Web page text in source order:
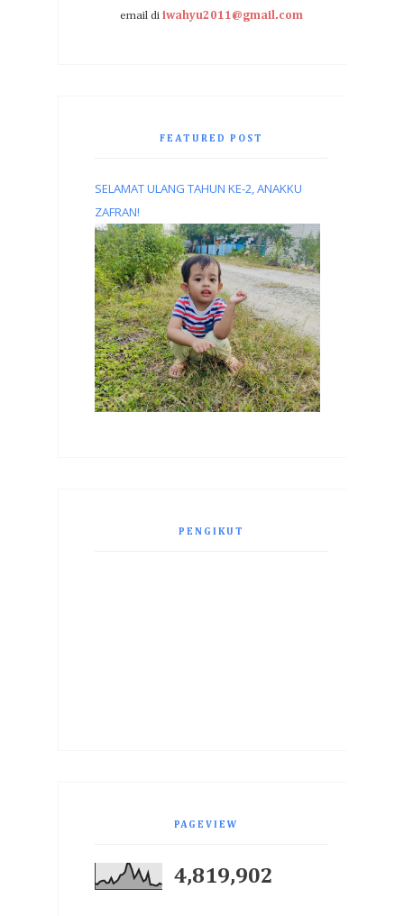
email di iwahyu2011@gmail.com
FEATURED POST
SELAMAT ULANG TAHUN KE-2, ANAKKU
ZAFRAN!
PENGIKUT
PAGEVIEW
4,819,902